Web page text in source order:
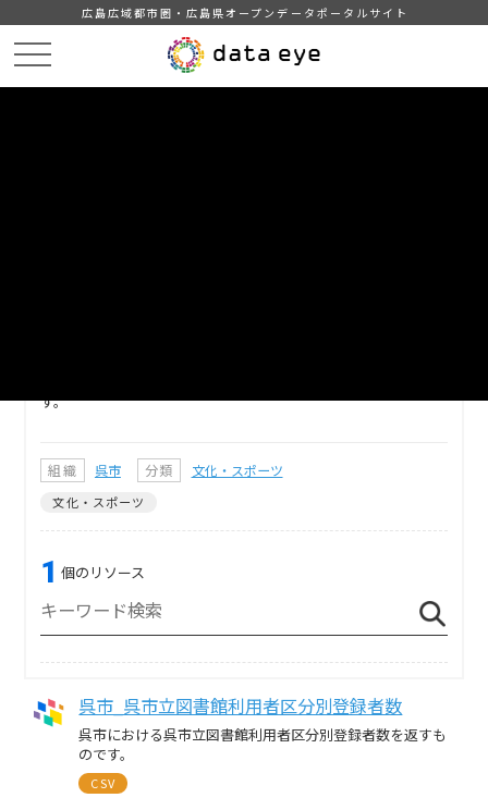
広島広域都市圏・広島県オープンデータポータルサイト
す。
組織 呉市 分類 文化・スポーツ
文化・スポーツ
1 個のリソース
呉市_呉市立図書館利用者区分別登録者数
呉市における呉市立図書館利用者区分別登録者数を返すも
のです。
CSV